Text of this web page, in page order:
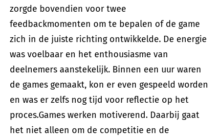
zorgde bovendien voor twee
feedbackmomenten om te bepalen of de game
zich in de juiste richting ontwikkelde. De energie
was voelbaar en het enthousiasme van
deelnemers aanstekelijk. Binnen een uur waren
de games gemaakt, kon er even gespeeld worden
en was er zelfs nog tijd voor reflectie op het
proces.Games werken motiverend. Daarbij gaat
het niet alleen om de competitie en de